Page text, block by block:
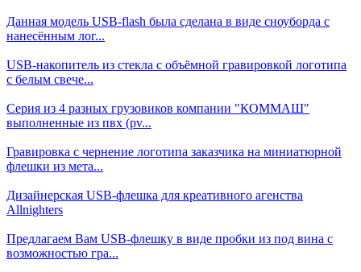
Данная модель USB-flash была сделана в виде сноуборда с
нанесённым лог...
USB-накопитель из стекла с объёмной гравировкой логотипа
с белым свече...
Серия из 4 разных грузовиков компании "КОММАШ"
выполненные из пвх (pv...
Гравировка с чернение логотипа заказчика на миниатюрной
флешки из мета...
Дизайнерская USB-флешка для креативного агенства
Allnighters
Предлагаем Вам USB-флешку в виде пробки из под вина с
возможностью гра...